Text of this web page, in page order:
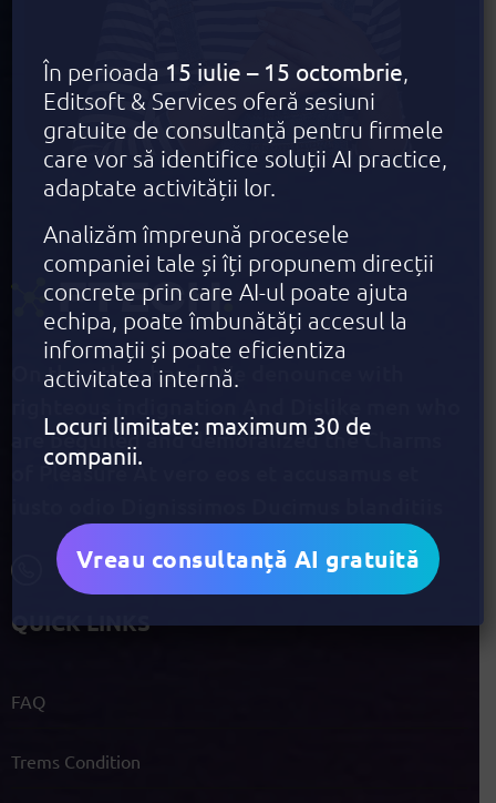
On the other hand, We denounce with
are beguiled and demoralized the Charms
of Pleasure At vero eos et accusamus et
+1 940 831 25 79
QUICK LINKS
FAQ
Trems Condition
În perioada 15 iulie – 15 octombrie,
Editsoft & Services oferă sesiuni
gratuite de consultanță pentru firmele
care vor să identifice soluții AI practice,
adaptate activității lor.
Analizăm împreună procesele
companiei tale și îți propunem direcții
concrete prin care AI-ul poate ajuta
echipa, poate îmbunătăți accesul la
informații și poate eficientiza
activitatea internă.
Locuri limitate: maximum 30 de
companii.
Vreau consultanță AI gratuită